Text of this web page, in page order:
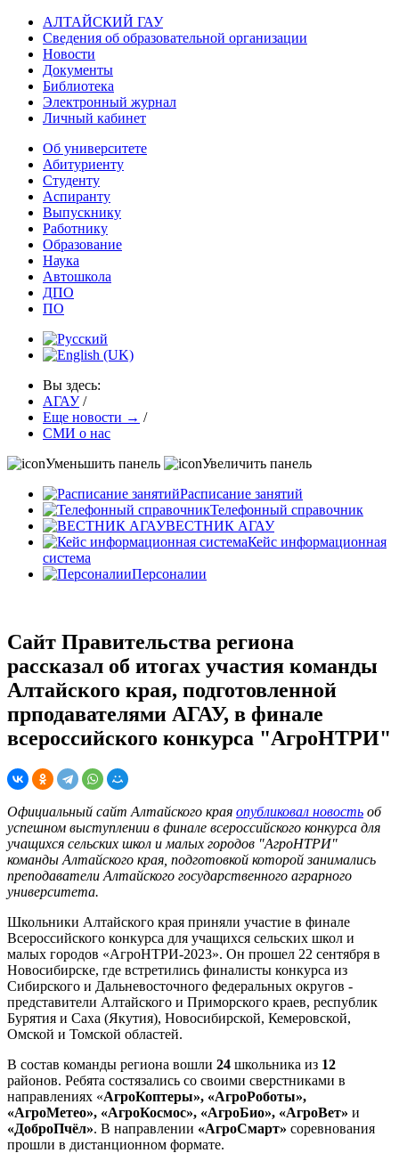
АЛТАЙСКИЙ ГАУ
Сведения об образовательной организации
Новости
Документы
Библиотека
Электронный журнал
Личный кабинет
Об университете
Абитуриенту
Студенту
Аспиранту
Выпускнику
Работнику
Образование
Наука
Автошкола
ДПО
ПО
Вы здесь:
АГАУ /
Еще новости → /
СМИ о нас
Уменьшить панель
Увеличить панель
Расписание занятий
Телефонный справочник
ВЕСТНИК АГАУ
Кейс информационная
система
Персоналии
Сайт Правительства региона
рассказал об итогах участия команды
Алтайского края, подготовленной
прподавателями АГАУ, в финале
всероссийского конкурса "АгроНТРИ"
Официальный сайт Алтайского края опубликовал новость об
успешном выступлении в финале всероссийского конкурса для
учащихся сельских школ и малых городов "АгроНТРИ"
команды Алтайского края, подготовкой которой занимались
преподаватели Алтайского государственного аграрного
университета.
Школьники Алтайского края приняли участие в финале
Всероссийского конкурса для учащихся сельских школ и
малых городов «АгроНТРИ-2023». Он прошел 22 сентября в
Новосибирске, где встретились финалисты конкурса из
Сибирского и Дальневосточного федеральных округов -
представители Алтайского и Приморского краев, республик
Бурятия и Саха (Якутия), Новосибирской, Кемеровской,
Омской и Томской областей.
В состав команды региона вошли 24 школьника из 12
районов. Ребята состязались со своими сверстниками в
направлениях «АгроКоптеры», «АгроРоботы»,
«АгроМетео», «АгроКосмос», «АгроБио», «АгроВет» и
«ДоброПчёл». В направлении «АгроСмарт» соревнования
прошли в дистанционном формате.